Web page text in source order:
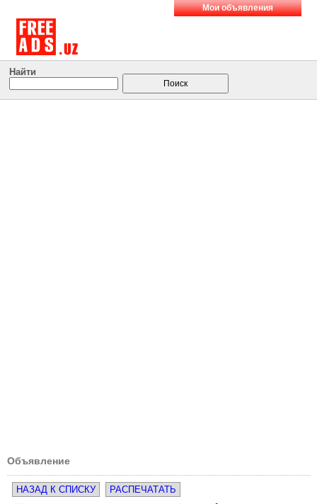
Мои объявления
Найти
Объявление
НАЗАД К СПИСКУ РАСПЕЧАТАТЬ